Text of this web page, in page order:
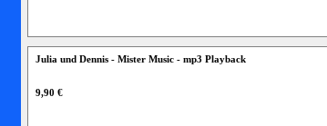
Julia und Dennis - Mister Music - mp3 Playback
9,90 €